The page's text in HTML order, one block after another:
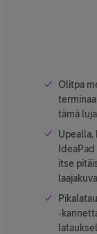
Olitpa
tämä
itse